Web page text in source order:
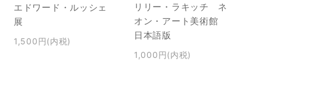
エドワード・ルッシェ
展
1,500円(内税)
リリー・ラキッチ ネ
オン・アート美術館
日本語版
1,000円(内税)